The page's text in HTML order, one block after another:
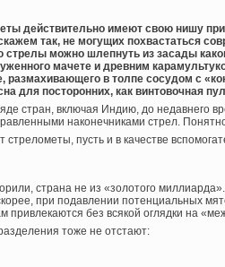
действительно имеют свою нишу
так, не могущих похвастаться
можно шлепнуть из засады
мачете и древним
размахивающего в толпе сосудом с
для посторонних, как винтовочная
стран, включая Индию, до недавнего
наконечниками стрел.
пусть и в качестве
страна не из «золотого
при подавлении потенциальных
привлекаются без всякой оглядки на
тоже не отстают: